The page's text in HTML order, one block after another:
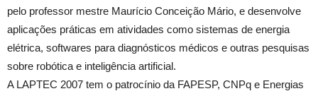
pelo professor mestre Maurício Conceição Mário, e desenvolve
aplicações práticas em atividades como sistemas de energia
elétrica, softwares para diagnósticos médicos e outras pesquisas
sobre robótica e inteligência artificial.
A LAPTEC 2007 tem o patrocínio da FAPESP, CNPq e Energias